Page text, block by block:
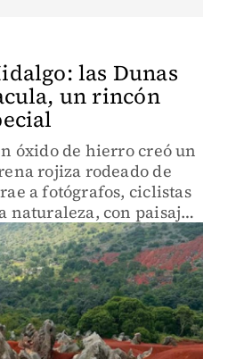
las Dunas
un rincón
óxido de hierro creó un
rojiza rodeado de
a fotógrafos, ciclistas
naturaleza, con paisajes
ecoturismo